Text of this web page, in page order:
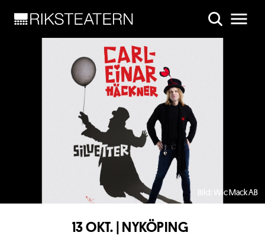
Bild: Wic Mack AB
13 OKT. | NYKÖPING